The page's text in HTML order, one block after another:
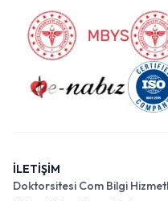
İLETİŞİM
Doktorsitesi Com Bilgi